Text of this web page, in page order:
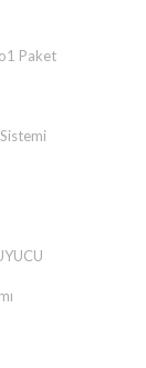
Paket